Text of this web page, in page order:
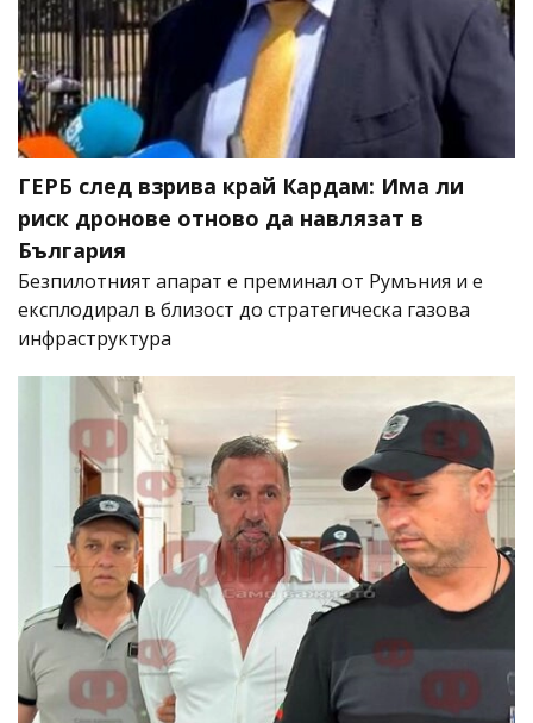
ГЕРБ след взрива край Кардам: Има ли
риск дронове отново да навлязат в
България
Безпилотният апарат е преминал от Румъния и е
експлодирал в близост до стратегическа газова
инфраструктура